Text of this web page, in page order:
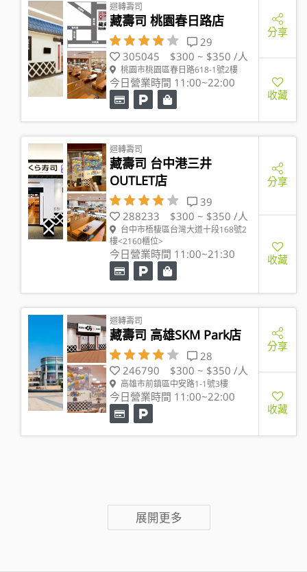
迴轉壽司
藏壽司 桃園春日路店
29
305045
$300 ~ $350 /人
桃園市桃園區春日路618-1號2樓
今日營業時間 11:00~22:00
分享
收藏
迴轉壽司
藏壽司 台中港三井
OUTLET店
39
288233
$300 ~ $350 /人
台中市梧棲區台灣大道十段168號2
樓<2160櫃位>
今日營業時間 11:00~21:30
分享
收藏
迴轉壽司
藏壽司 高雄SKM Park店
28
246790
$300 ~ $350 /人
高雄市前鎮區中安路1-1號3樓
今日營業時間 11:00~22:00
分享
收藏
展開更多